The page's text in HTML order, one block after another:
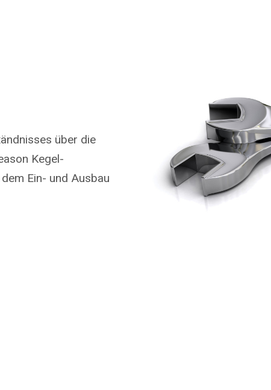
über die
Kegel-
Ein- und Ausbau